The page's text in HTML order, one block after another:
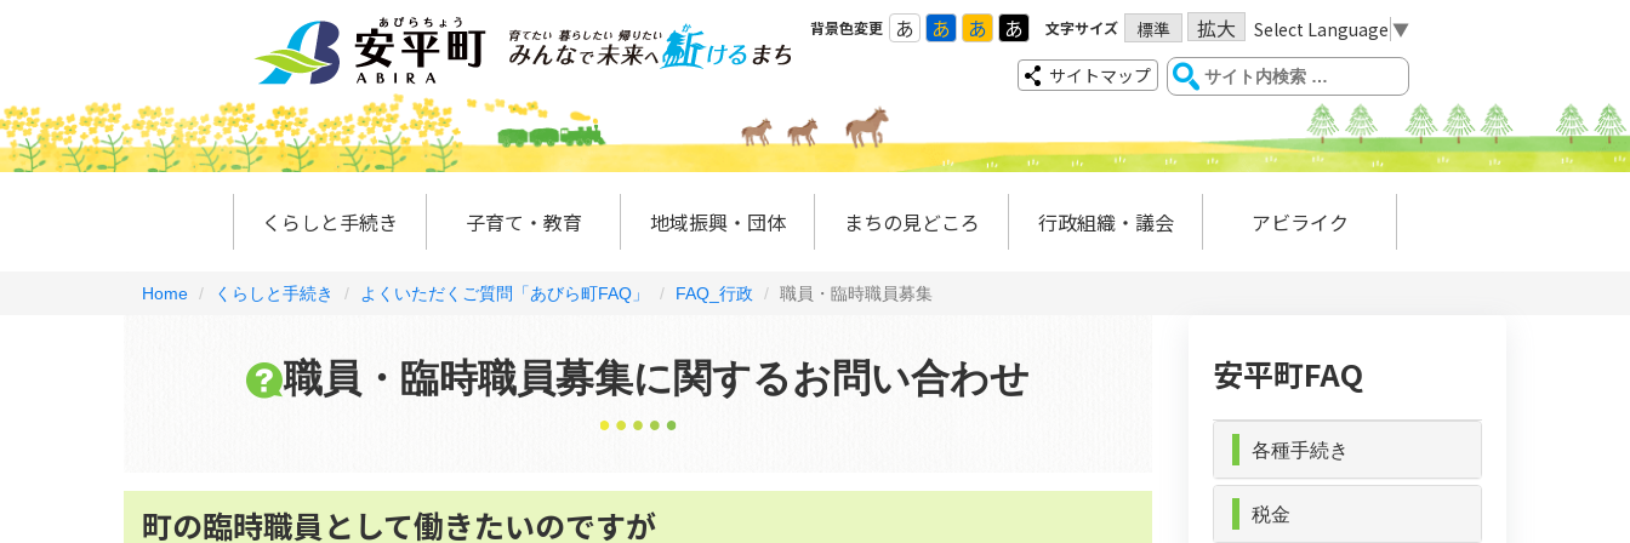
背景色変更 あ あ あ あ 文字サイズ 標準 拡大 Select Language ▼
サイトマップ
くらしと手続き 子育て・教育 地域振興・団体 まちの見どころ 行政組織・議会 アビライク
Home くらしと手続き よくいただくご質問「あびら町FAQ」 FAQ_行政 職員・臨時職員募集
職員・臨時職員募集に関するお問い合わせ
町の臨時職員として働きたいのですが
安平町FAQ
各種手続き
税金